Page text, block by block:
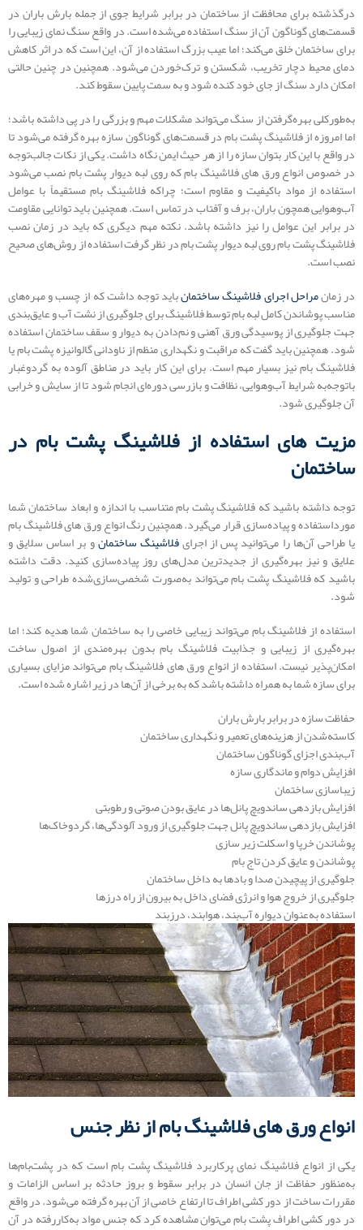
درگذشته برای محافظت از ساختمان در برابر شرایط جوی از جمله بارش باران در
قسمت‌های گوناگون آن از سنگ استفاده می‌شده است. در واقع سنگ نمای زیبایی را
برای ساختمان خلق می‌کند؛ اما عیب بزرگ استفاده از آن، این است که در اثر کاهش
دمای محیط دچار تخریب، شکستن و ترک‌خوردن می‌شود. همچنین در چنین حالتی
امکان دارد سنگ از جای خود کنده شود و به سمت پایین سقوط کند.
به‌طورکلی بهره‌گرفتن از سنگ می‌تواند مشکلات مهم و بزرگی را در پی داشته باشد؛
اما امروزه از فلاشینگ پشت بام در قسمت‌های گوناگون سازه بهره گرفته می‌شود تا
در واقع با این کار بتوان سازه را از هر حیث ایمن نگاه داشت. یکی از نکات جالب‌توجه
در خصوص انواع ورق های فلاشینگ بام که روی لبه دیوار پشت بام نصب می‌شود
استفاده از مواد باکیفیت و مقاوم است؛ چراکه فلاشینگ بام مستقیماً با عوامل
آب‌وهوایی همچون باران، برف و آفتاب در تماس است. همچنین باید توانایی مقاومت
در برابر این عوامل را نیز داشته باشد. نکته مهم دیگری که باید در زمان نصب
فلاشینگ پشت بام روی لبه دیوار پشت بام در نظر گرفت استفاده از روش‌های صحیح
نصب است.
در زمانمراحل اجرای فلاشینگ ساختمانباید توجه داشت که از چسب و مهره‌های
مناسب پوشاندن کامل لبه بام توسط فلاشینگ برای جلوگیری از نشت آب و عایق‌بندی
جهت جلوگیری از پوسیدگی ورق آهنی و نم‌دادن به دیوار و سقف ساختمان استفاده
شود. همچنین باید گفت که مراقبت و نگهداری منظم از ناودانی گالوانیزه پشت بام یا
فلاشینگ بام نیز بسیار مهم است. برای این کار باید در مناطق آلوده به گردوغبار
باتوجه‌به شرایط آب‌وهوایی، نظافت و بازرسی دوره‌ای انجام شود تا از سایش و خرابی
آن جلوگیری شود.
مزیت های استفاده از فلاشینگ پشت بام در
ساختمان
توجه داشته باشید که فلاشینگ پشت بام متناسب با اندازه و ابعاد ساختمان شما
مورداستفاده و پیاده‌سازی قرار می‌گیرد. همچنین رنگ انواع ورق های فلاشینگ بام
یا طراحی آن‌ها را می‌توانید پس از اجرایفلاشینگ ساختمانو بر اساس سلایق و
علایق و نیز بهره‌گیری از جدیدترین مدل‌های روز پیاده‌سازی کنید. دقت داشته
باشید که فلاشینگ پشت بام می‌تواند به‌صورت شخصی‌سازی‌شده طراحی و تولید
شود.
استفاده از فلاشینگ بام می‌تواند زیبایی خاصی را به ساختمان شما هدیه کند؛ اما
بهره‌گیری از زیبایی و جذابیت فلاشینگ بام بدون بهره‌مندی از اصول ساخت
امکان‌پذیر نیست. استفاده از انواع ورق های فلاشینگ بام می‌تواند مزایای بسیاری
برای سازه شما به همراه داشته باشد که به برخی از آن‌ها در زیر اشاره شده است.
حفاظت سازه در برابر بارش باران
کاسته‌شدن از هزینه‌های تعمیر و نگهداری ساختمان
آب‌بندی اجزای گوناگون ساختمان
افزایش دوام و ماندگاری سازه
زیباسازی ساختمان
افزایش بازدهی ساندویچ پانل‌ها در عایق بودن صوتی و رطوبتی
افزایش بازدهی ساندویچ پانل جهت جلوگیری از ورود آلودگی‌ها، گردوخاک‌ها
پوشاندن خرپا و اسکلت زیر سازی
پوشاندن و عایق کردن تاج بام
جلوگیری از پیچیدن صدا و بادها به داخل ساختمان
جلوگیری از خروج هوا و انرژی فضای داخل به بیرون از راه درزها
استفاده به‌عنوان دیواره آب‌بند، هوابند، درزبند
انواع ورق های فلاشینگ بام از نظر جنس
یکی از انواع فلاشینگ نمای پرکاربرد فلاشینگ پشت بام است که در پشت‌بام‌ها
به‌منظور حفاظت از جان انسان در برابر سقوط و بروز حادثه بر اساس الزامات و
مقررات ساخت از دور کشی اطراف تا ارتفاع خاصی از آن بهره گرفته می‌شود. در واقع
در دور کشی اطراف پشت بام می‌توان مشاهده کرد که جنس مواد به‌کاررفته در آن